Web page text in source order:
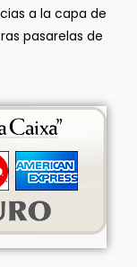
a la capa de
pasarelas de